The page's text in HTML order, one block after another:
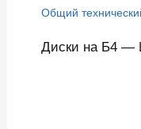
Общий
Диски на Б4 —